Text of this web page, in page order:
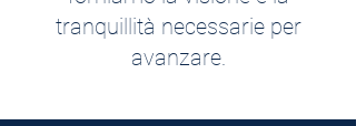
tranquillità necessarie per
avanzare.